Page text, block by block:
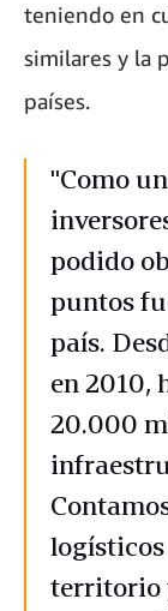
teniendo en
similares y la
países.
"Como
podido
puntos
país.
en 2010,
20.000
territorio